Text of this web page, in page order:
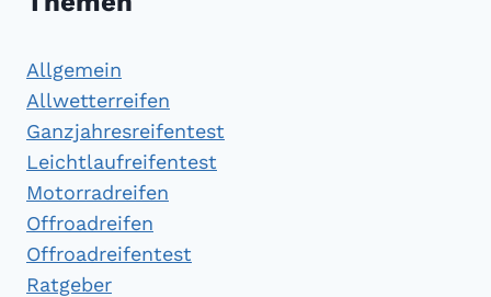
Allgemein
Allwetterreifen
Ganzjahresreifentest
Leichtlaufreifentest
Motorradreifen
Offroadreifen
Offroadreifentest
Ratgeber